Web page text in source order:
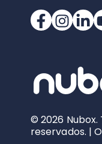
© 2026
reservados. |